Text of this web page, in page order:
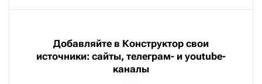
Добавляйте в Конструктор свои
источники: сайты, телеграм- и youtube-
каналы